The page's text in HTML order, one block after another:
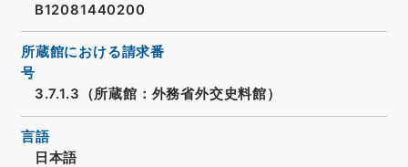
B12081440200
所蔵館における請求番
号
3.7.1.3（所蔵館：外務省外交史料館）
言語
日本語